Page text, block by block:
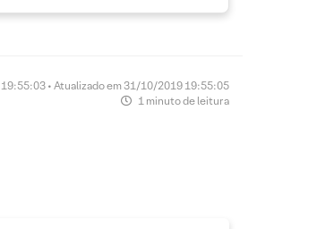
• Atualizado em 31/10/2019 19:55:05
1 minuto de leitura